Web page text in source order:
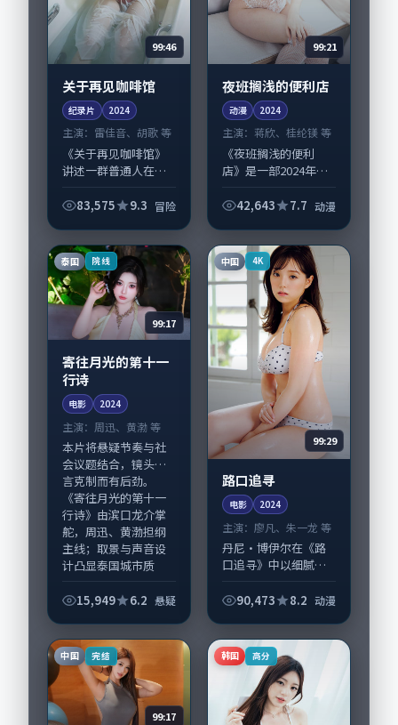
99:46
关于再见咖啡馆
纪录片 2024
主演： 雷佳音、胡歌 等
《关于再见咖啡馆》
讲述一群普通人在偶
生轨迹的故事，冒险
是枝裕和擅长留白叙
事，雷佳音、胡歌的...
83,575 9.3 冒险
99:21
夜班搁浅的便利店
动漫 2024
主演： 蒋欣、桂纶镁 等
《夜班搁浅的便利
店》是一部2024年前
漫，由宁浩执导，蒋
亦参与重要戏份。故
事围绕当代都市中的
抉...
42,643 7.7 动漫
泰国 院线
99:17
寄往月光的第十一
行诗
电影 2024
主演： 周迅、黄渤 等
本片将悬疑节奏与社
会议题结合，镜头语
言克制而有后劲。
《寄往月光的第十一
行诗》由滨口龙介掌
舵，周迅、黄渤担纲
主线；取景与声音设
计凸显泰国城市质
15,949
6.2 悬疑
中国 4K
99:29
路口追寻
电影 2024
主演：廖凡、朱一龙 等
丹尼·博伊尔在《路
口追寻》中以细腻场
力，廖凡、朱一龙领
在中国大陆完成制作
协同，2024-05...
90,473 8.2 动漫
中国 完结
99:17
韩国 高分